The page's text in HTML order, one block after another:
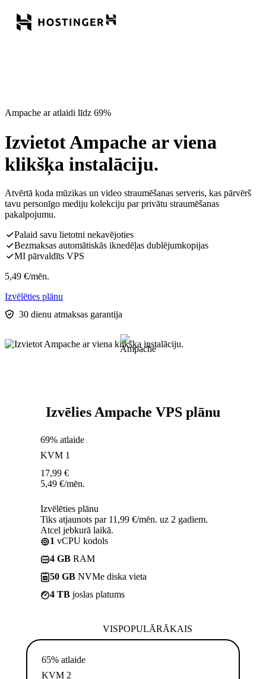
Ampache ar atlaidi līdz 69%
Izvietot Ampache ar viena
klikšķa instalāciju.
Atvērtā koda mūzikas un video straumēšanas serveris, kas pārvērš
tavu personīgo mediju kolekciju par privātu straumēšanas
pakalpojumu.
Palaid savu lietotni nekavējoties
Bezmaksas automātiskās iknedēļas dublējumkopijas
MI pārvaldīts VPS
5,49 €/mēn.
Izvēlēties plānu
30 dienu atmaksas garantija
Izvēlies Ampache VPS plānu
69% atlaide
KVM 1
17,99 €
5,49 €/mēn.
Izvēlēties plānu
Tiks atjaunots par 11,99 €/mēn. uz 2 gadiem.
Atcel jebkurā laikā.
1 vCPU kodols
4 GB RAM
50 GB NVMe diska vieta
4 TB joslas platums
VISPOPULĀRĀKAIS
65% atlaide
KVM 2